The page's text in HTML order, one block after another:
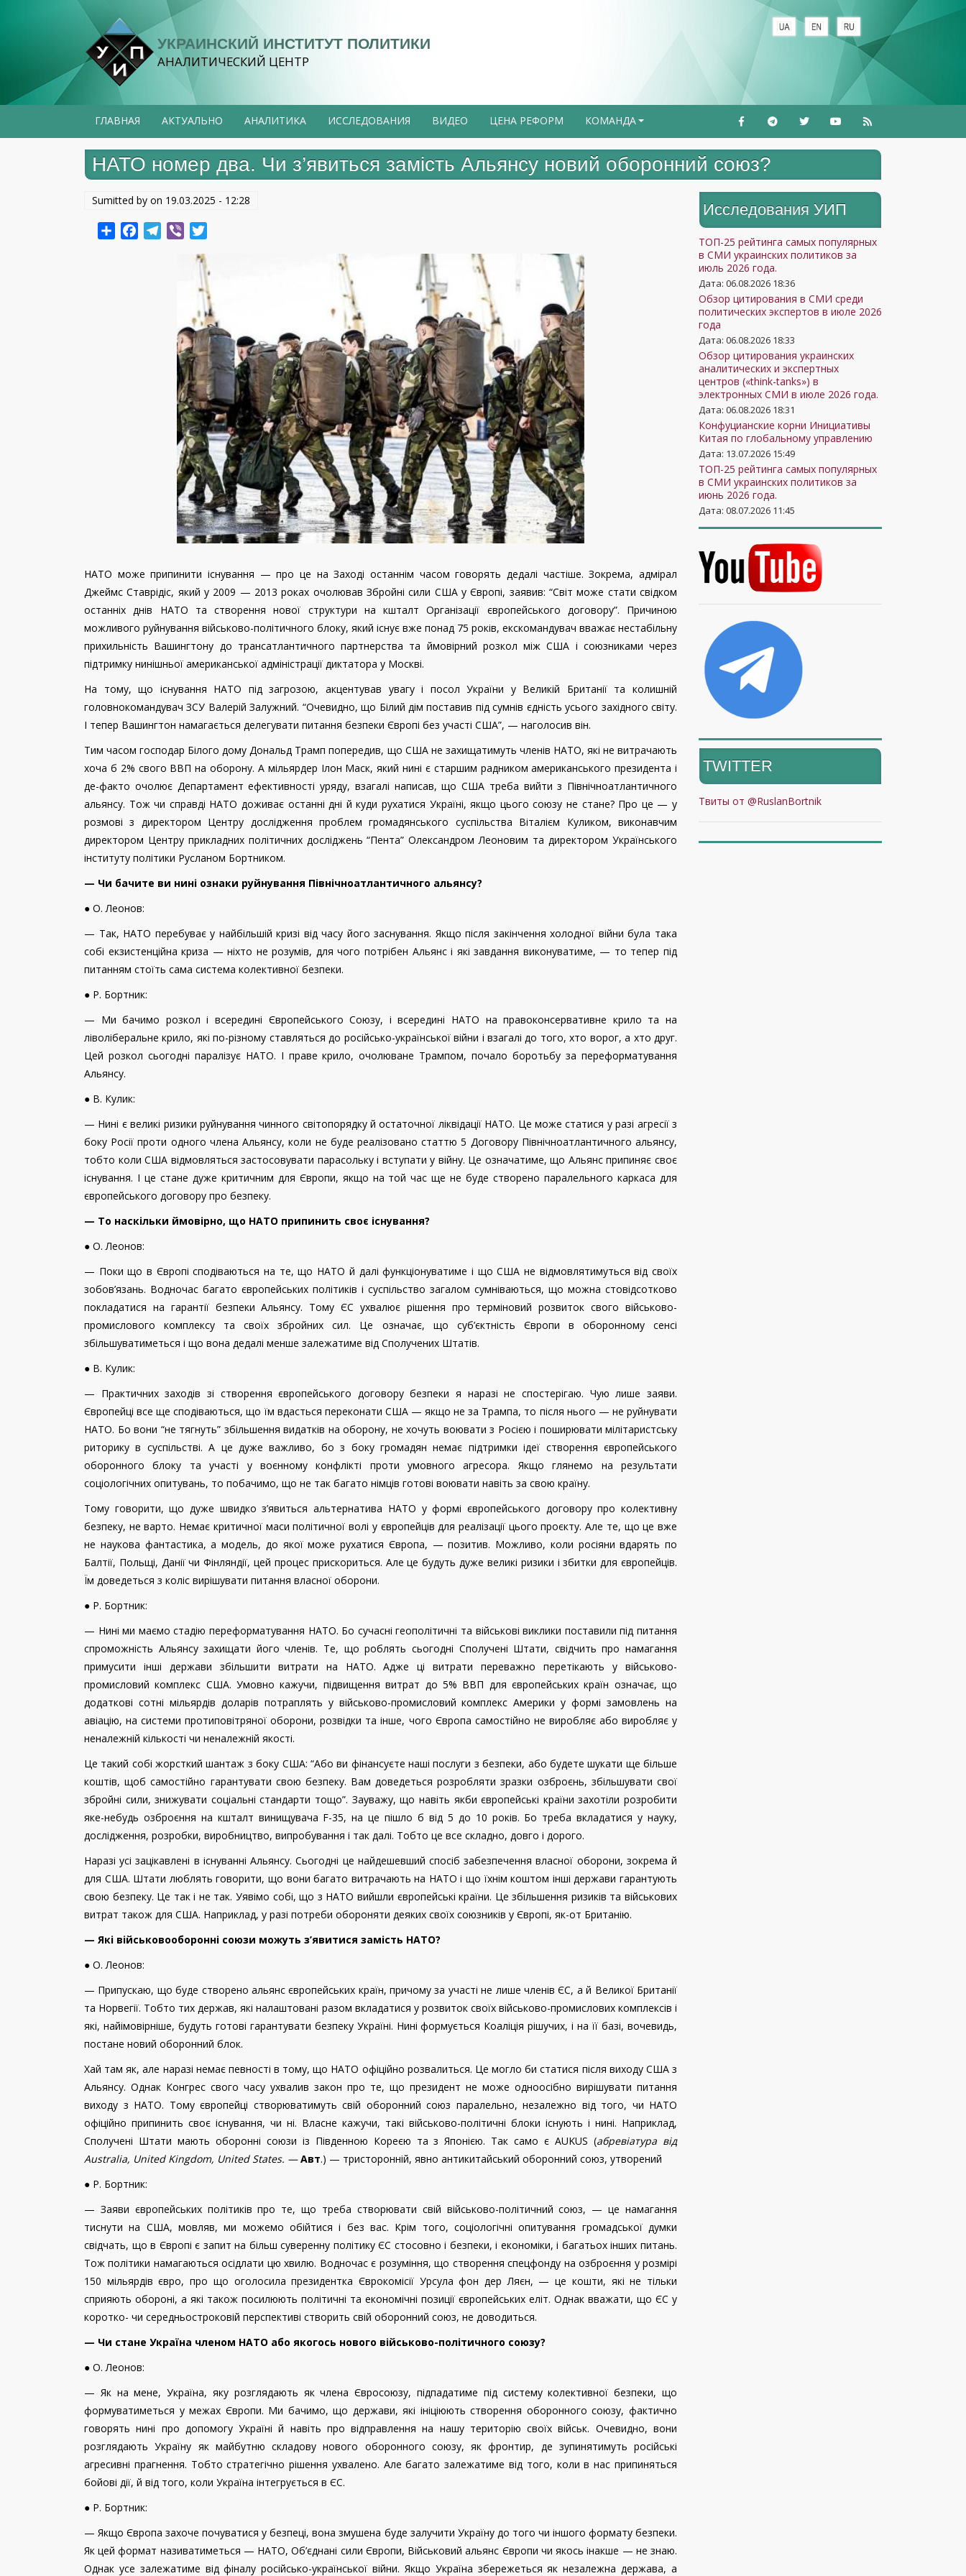
УКРАИНСКИЙ ИНСТИТУТ ПОЛИТИКИ
АНАЛИТИЧЕСКИЙ ЦЕНТР
ГЛАВНАЯ АКТУАЛЬНО АНАЛИТИКА ИССЛЕДОВАНИЯ ВИДЕО ЦЕНА РЕФОРМ +
КОМАНДА
НАТО номер два. Чи з’явиться замість Альянсу новий оборонний союз?
Sumitted by on 19.03.2025 - 12:28
ShareFacebookTelegram
Viber
НАТО може припинити існування — про це на Заході останнім часом говорять дедалі частіше. Зокрема, адмірал
Джеймс Ставрідіс, який у 2009 — 2013 роках очолював Збройні сили США у Європі, заявив: “Світ може стати свідком
останніх днів НАТО та створення нової структури на кшталт Організації європейського договору”. Причиною
можливого руйнування військово-політичного блоку, який існує вже понад 75 років, екскомандувач вважає нестабільну
прихильність Вашингтону до трансатлантичного партнерства та ймовірний розкол між США і союзниками через
підтримку нинішньої американської адміністрації диктатора у Москві.
На тому, що існування НАТО під загрозою, акцентував увагу і посол України у Великій Британії та колишній
головнокомандувач ЗСУ Валерій Залужний. “Очевидно, що Білий дім поставив під сумнів єдність усього західного світу.
І тепер Вашингтон намагається делегувати питання безпеки Європі без участі США”, — наголосив він.
Тим часом господар Білого дому Дональд Трамп попередив, що США не захищатимуть членів НАТО, які не витрачають
хоча б 2% свого ВВП на оборону. А мільярдер Ілон Маск, який нині є старшим радником американського президента і
де-факто очолює Департамент ефективності уряду, взагалі написав, що США треба вийти з Північноатлантичного
альянсу. Тож чи справді НАТО доживає останні дні й куди рухатися Україні, якщо цього союзу не стане? Про це — у
розмові з директором Центру дослідження проблем громадянського суспільства Віталієм Куликом, виконавчим
директором Центру прикладних політичних досліджень “Пента” Олександром Леоновим та директором Українського
інституту політики Русланом Бортником.
— Чи бачите ви нині ознаки руйнування Північноатлантичного альянсу?
● О. Леонов:
— Так, НАТО перебуває у найбільшій кризі від часу його заснування. Якщо після закінчення холодної війни була така
собі екзистенційна криза — ніхто не розумів, для чого потрібен Альянс і які завдання виконуватиме, — то тепер під
питанням стоїть сама система колективної безпеки.
● Р. Бортник:
— Ми бачимо розкол і всередині Європейського Союзу, і всередині НАТО на правоконсервативне крило та на
ліволіберальне крило, які по-різному ставляться до російсько-української війни і взагалі до того, хто ворог, а хто друг.
Цей розкол сьогодні паралізує НАТО. І праве крило, очолюване Трампом, почало боротьбу за переформатування
Альянсу.
● В. Кулик:
— Нині є великі ризики руйнування чинного світопорядку й остаточної ліквідації НАТО. Це може статися у разі агресії з
боку Росії проти одного члена Альянсу, коли не буде реалізовано статтю 5 Договору Північноатлантичного альянсу,
тобто коли США відмовляться застосовувати парасольку і вступати у війну. Це означатиме, що Альянс припиняє своє
існування. І це стане дуже критичним для Європи, якщо на той час ще не буде створено паралельного каркаса для
європейського договору про безпеку.
— То наскільки ймовірно, що НАТО припинить своє існування?
● О. Леонов:
— Поки що в Європі сподіваються на те, що НАТО й далі функціонуватиме і що США не відмовлятимуться від своїх
зобов’язань. Водночас багато європейських політиків і суспільство загалом сумніваються, що можна стовідсотково
покладатися на гарантії безпеки Альянсу. Тому ЄС ухвалює рішення про терміновий розвиток свого військово-
промислового комплексу та своїх збройних сил. Це означає, що суб’єктність Європи в оборонному сенсі
збільшуватиметься і що вона дедалі менше залежатиме від Сполучених Штатів.
● В. Кулик:
— Практичних заходів зі створення європейського договору безпеки я наразі не спостерігаю. Чую лише заяви.
Європейці все ще сподіваються, що їм вдасться переконати США — якщо не за Трампа, то після нього — не руйнувати
НАТО. Бо вони “не тягнуть” збільшення видатків на оборону, не хочуть воювати з Росією і поширювати мілітаристську
риторику в суспільстві. А це дуже важливо, бо з боку громадян немає підтримки ідеї створення європейського
оборонного блоку та участі у воєнному конфлікті проти умовного агресора. Якщо глянемо на результати
соціологічних опитувань, то побачимо, що не так багато німців готові воювати навіть за свою країну.
Тому говорити, що дуже швидко з’явиться альтернатива НАТО у формі європейського договору про колективну
безпеку, не варто. Немає критичної маси політичної волі у європейців для реалізації цього проєкту. Але те, що це вже
не наукова фантастика, а модель, до якої може рухатися Європа, — позитив. Можливо, коли росіяни вдарять по
Балтії, Польщі, Данії чи Фінляндії, цей процес прискориться. Але це будуть дуже великі ризики і збитки для європейців.
Їм доведеться з коліс вирішувати питання власної оборони.
● Р. Бортник:
— Нині ми маємо стадію переформатування НАТО. Бо сучасні геополітичні та військові виклики поставили під питання
спроможність Альянсу захищати його членів. Те, що роблять сьогодні Сполучені Штати, свідчить про намагання
примусити інші держави збільшити витрати на НАТО. Адже ці витрати переважно перетікають у військово-
промисловий комплекс США. Умовно кажучи, підвищення витрат до 5% ВВП для європейських країн означає, що
додаткові сотні мільярдів доларів потраплять у військово-промисловий комплекс Америки у формі замовлень на
авіацію, на системи протиповітряної оборони, розвідки та інше, чого Європа самостійно не виробляє або виробляє у
неналежній кількості чи неналежній якості.
Це такий собі жорсткий шантаж з боку США: “Або ви фінансуєте наші послуги з безпеки, або будете шукати ще більше
коштів, щоб самостійно гарантувати свою безпеку. Вам доведеться розробляти зразки озброєнь, збільшувати свої
збройні сили, знижувати соціальні стандарти тощо”. Зауважу, що навіть якби європейські країни захотіли розробити
яке-небудь озброєння на кшталт винищувача F-35, на це пішло б від 5 до 10 років. Бо треба вкладатися у науку,
дослідження, розробки, виробництво, випробування і так далі. Тобто це все складно, довго і дорого.
Наразі усі зацікавлені в існуванні Альянсу. Сьогодні це найдешевший спосіб забезпечення власної оборони, зокрема й
для США. Штати люблять говорити, що вони багато витрачають на НАТО і що їхнім коштом інші держави гарантують
свою безпеку. Це так і не так. Уявімо собі, що з НАТО вийшли європейські країни. Це збільшення ризиків та військових
витрат також для США. Наприклад, у разі потреби обороняти деяких своїх союзників у Європі, як-от Британію.
— Які військовооборонні союзи можуть з’явитися замість НАТО?
● О. Леонов:
— Припускаю, що буде створено альянс європейських країн, причому за участі не лише членів ЄС, а й Великої Британії
та Норвегії. Тобто тих держав, які налаштовані разом вкладатися у розвиток своїх військово-промислових комплексів і
які, найімовірніше, будуть готові гарантувати безпеку Україні. Нині формується Коаліція рішучих, і на її базі, вочевидь,
постане новий оборонний блок.
Хай там як, але наразі немає певності в тому, що НАТО офіційно розвалиться. Це могло би статися після виходу США з
Альянсу. Однак Конгрес свого часу ухвалив закон про те, що президент не може одноосібно вирішувати питання
виходу з НАТО. Тому європейці створюватимуть свій оборонний союз паралельно, незалежно від того, чи НАТО
офіційно припинить своє існування, чи ні. Власне кажучи, такі військово-політичні блоки існують і нині. Наприклад,
Сполучені Штати мають оборонні союзи із Південною Кореєю та з Японією. Так само є AUKUS (абревіатура від
Australia, United Kingdom, United States. — Авт.) — тристоронній, явно антикитайський оборонний союз, утворений
● Р. Бортник:
— Заяви європейських політиків про те, що треба створювати свій військово-політичний союз, — це намагання
тиснути на США, мовляв, ми можемо обійтися і без вас. Крім того, соціологічні опитування громадської думки
свідчать, що в Європі є запит на більш суверенну політику ЄС стосовно і безпеки, і економіки, і багатьох інших питань.
Тож політики намагаються осідлати цю хвилю. Водночас є розуміння, що створення спецфонду на озброєння у розмірі
150 мільярдів євро, про що оголосила президентка Єврокомісії Урсула фон дер Ляєн, — це кошти, які не тільки
сприяють обороні, а які також посилюють політичні та економічні позиції європейських еліт. Однак вважати, що ЄС у
коротко- чи середньостроковій перспективі створить свій оборонний союз, не доводиться.
— Чи стане Україна членом НАТО або якогось нового військово-політичного союзу?
● О. Леонов:
— Як на мене, Україна, яку розглядають як члена Євросоюзу, підпадатиме під систему колективної безпеки, що
формуватиметься у межах Європи. Ми бачимо, що держави, які ініціюють створення оборонного союзу, фактично
говорять нині про допомогу Україні й навіть про відправлення на нашу територію своїх військ. Очевидно, вони
розглядають Україну як майбутню складову нового оборонного союзу, як фронтир, де зупинятимуть російські
агресивні прагнення. Тобто стратегічно рішення ухвалено. Але багато залежатиме від того, коли в нас припиняться
бойові дії, й від того, коли Україна інтегрується в ЄС.
● Р. Бортник:
— Якщо Європа захоче почуватися у безпеці, вона змушена буде залучити Україну до того чи іншого формату безпеки.
Як цей формат називатиметься — НАТО, Об’єднані сили Європи, Військовий альянс Європи чи якось інакше — не знаю.
Однак усе залежатиме від фіналу російсько-української війни. Якщо Україна збережеться як незалежна держава, а
Исследования УИП
ТОП-25 рейтинга самых популярных
в СМИ украинских политиков за
июль 2026 года.
Дата: 06.08.2026 18:36
Обзор цитирования в СМИ среди
политических экспертов в июле 2026
года
Дата: 06.08.2026 18:33
Обзор цитирования украинских
аналитических и экспертных
центров («think-tanks») в
электронных СМИ в июле 2026 года.
Дата: 06.08.2026 18:31
Конфуцианские корни Инициативы
Китая по глобальному управлению
Дата: 13.07.2026 15:49
ТОП-25 рейтинга самых популярных
в СМИ украинских политиков за
июнь 2026 года.
Дата: 08.07.2026 11:45
TWITTER
Твиты от @RuslanBortnik